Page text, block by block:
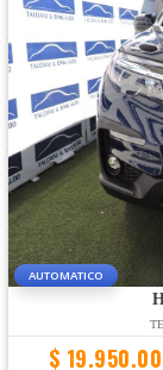
AUTOMATICO
$